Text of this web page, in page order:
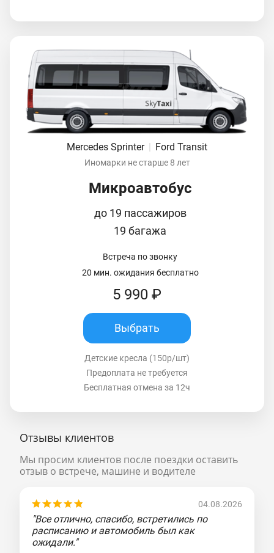
Mercedes Sprinter | Ford Transit
Иномарки не старше 8 лет
Микроавтобус
до 19 пассажиров
19 багажа
Встреча по звонку
20 мин. ожидания бесплатно
5 990 ₽
Выбрать
Детские кресла (150р/шт)
Предоплата не требуется
Бесплатная отмена за 12ч
Отзывы клиентов
Мы просим клиентов после поездки оставить
отзыв о встрече, машине и водителе
04.08.2026
"Все отлично, спасибо, встретились по
расписанию и автомобиль был как
ожидали."